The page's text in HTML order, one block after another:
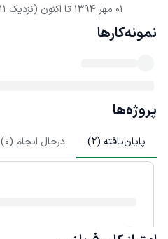
01 مهر 1394
تا اکنون (نزدیک 11 سال)
نمونه‌کارها
پروژه‌ها
پایان‌یافته (2
) درحال انجام (0
)